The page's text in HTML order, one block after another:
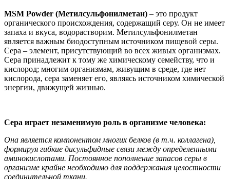
MSM Powder (Метилсульфонилметан) – это продукт
органического происхождения, содержащий серу. Он не имеет
запаха и вкуса, водорастворим. Метилсульфонилметан
является важным биодоступным источником пищевой серы.
Сера – элемент, присутствующий во всех живых организмах.
Сера принадлежит к тому же химическому семейству, что и
кислород; многим организмам, живущим в среде, где нет
кислорода, сера заменяет его, являясь источником химической
энергии, движущей жизнью.
Сера играет незаменимую роль в организме человека:
Она является компонентом многих белков (в т.ч. коллагена),
формируя гибкие дисульфидные связи между определенными
аминокислотами. Постоянное пополнение запасов серы в
организме крайне необходимо для поддержания целостности
соединительной ткани.